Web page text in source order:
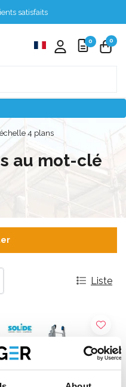
satisfaits
0 0
échelle 4 plans
au mot-clé
Liste